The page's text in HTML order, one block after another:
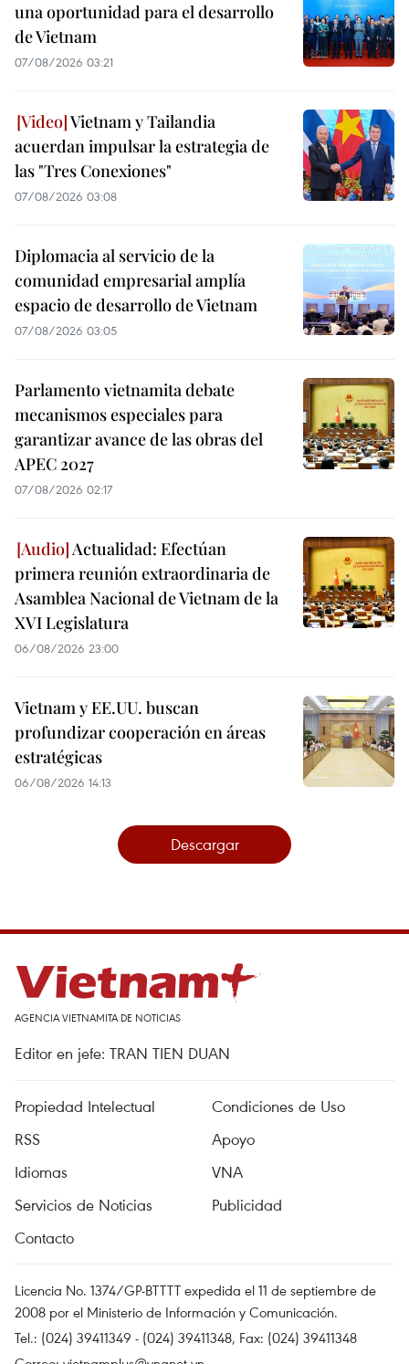
una oportunidad para el desarrollo
de Vietnam
07/08/2026 03:21
Vietnam y Tailandia
acuerdan impulsar la estrategia de
las "Tres Conexiones"
07/08/2026 03:08
Diplomacia al servicio de la
comunidad empresarial amplía
espacio de desarrollo de Vietnam
07/08/2026 03:05
Parlamento vietnamita debate
mecanismos especiales para
garantizar avance de las obras del
APEC 2027
07/08/2026 02:17
Actualidad: Efectúan
primera reunión extraordinaria de
Asamblea Nacional de Vietnam de la
XVI Legislatura
06/08/2026 23:00
Vietnam y EE.UU. buscan
profundizar cooperación en áreas
estratégicas
06/08/2026 14:13
Descargar
AGENCIA VIETNAMITA DE NOTICIAS
Editor en jefe: TRAN TIEN DUAN
Propiedad Intelectual
Condiciones de Uso
RSS
Apoyo
Idiomas
VNA
Servicios de Noticias
Publicidad
Contacto
Licencia No. 1374/GP-BTTTT expedida el 11 de septiembre de
2008 por el Ministerio de Información y Comunicación.
Tel.: (024) 39411349 - (024) 39411348, Fax: (024) 39411348